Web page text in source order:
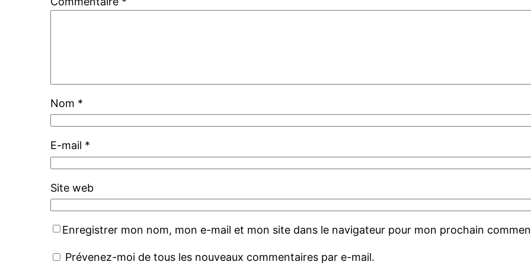
Nom *
E-mail *
Site web
Enregistrer mon nom, mon e-mail et mon site dans le navigateur pour mon prochain
Prévenez-moi de tous les nouveaux commentaires par e-mail.